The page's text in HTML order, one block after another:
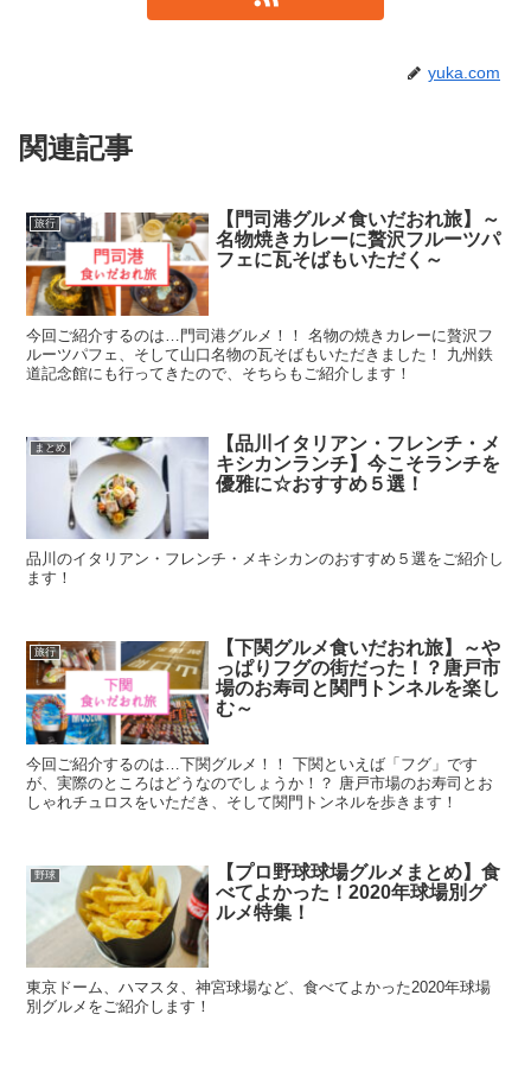
yuka.com
関連記事
旅行
【門司港グルメ食いだおれ旅】～
名物焼きカレーに贅沢フルーツパ
フェに瓦そばもいただく～
今回ご紹介するのは…門司港グルメ！！ 名物の焼きカレーに贅沢フ
ルーツパフェ、そして山口名物の瓦そばもいただきました！ 九州鉄
道記念館にも行ってきたので、そちらもご紹介します！
まとめ
【品川イタリアン・フレンチ・メ
キシカンランチ】今こそランチを
優雅に☆おすすめ５選！
品川のイタリアン・フレンチ・メキシカンのおすすめ５選をご紹介し
ます！
旅行
【下関グルメ食いだおれ旅】～や
っぱりフグの街だった！？唐戸市
場のお寿司と関門トンネルを楽し
む～
今回ご紹介するのは…下関グルメ！！ 下関といえば「フグ」です
が、実際のところはどうなのでしょうか！？ 唐戸市場のお寿司とお
しゃれチュロスをいただき、そして関門トンネルを歩きます！
野球
【プロ野球球場グルメまとめ】食
べてよかった！2020年球場別グ
ルメ特集！
東京ドーム、ハマスタ、神宮球場など、食べてよかった2020年球場
別グルメをご紹介します！